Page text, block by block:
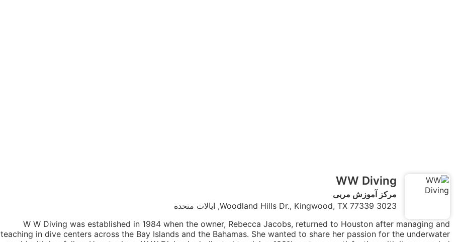
WW Diving
مرکز آموزش مربی
3023 Woodland Hills Dr., Kingwood, TX 77339, ایالات متحده
W W Diving was established in 1984 when the owner, Rebecca Jacobs, returned to Houston after managing and
teaching in dive centers across the Bay Islands and the Bahamas. She wanted to share her passion for the underwater